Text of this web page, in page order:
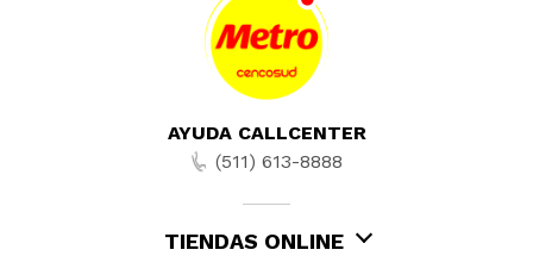
AYUDA CALLCENTER
(511) 613-8888
TIENDAS ONLINE